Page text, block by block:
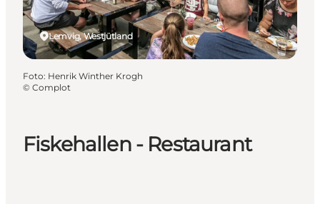
Fiskehallen - Restaurant
Lemvig, Westjütland
Foto: Henrik Winther Krogh
© Complot